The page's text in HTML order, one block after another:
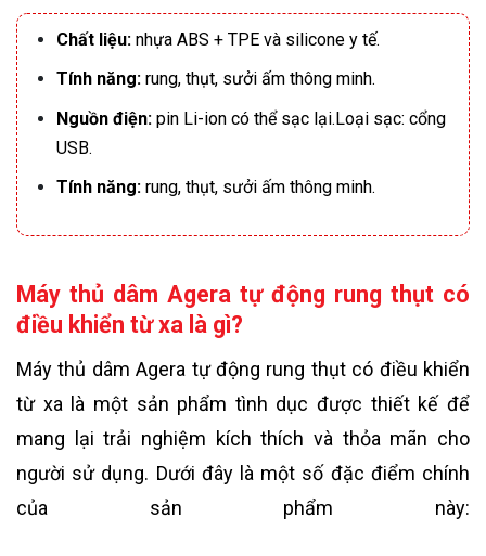
Chất liệu:nhựa ABS + TPE và silicone y tế.
Tính năng:rung, thụt, sưởi ấm thông minh.
Nguồn điện:pin Li-ion có thể sạc lại.Loại sạc: cổng
USB.
Tính năng:rung, thụt, sưởi ấm thông minh.
Máy thủ dâm Agera tự động rung thụt có
điều khiển từ xa là gì?
Máy thủ dâm Agera tự động rung thụt có điều khiển
từ xa là một sản phẩm tình dục được thiết kế để
mang lại trải nghiệm kích thích và thỏa mãn cho
người sử dụng. Dưới đây là một số đặc điểm chính
của sản phẩm này: